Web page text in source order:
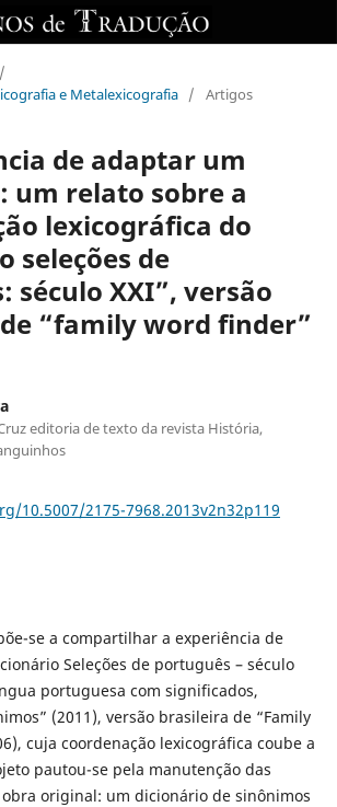
/
e Metalexicografia / Artigos
de adaptar um
um relato sobre a
lexicográfica do
seleções de
século XXI”, versão
“family word finder”
editoria de texto da revista História,
10.5007/2175-7968.2013v2n32p119
se a compartilhar a experiência de
Seleções de português – século
portuguesa com significados,
(2011), versão brasileira de “Family
cuja coordenação lexicográfica coube a
pautou-se pela manutenção das
original: um dicionário de sinônimos